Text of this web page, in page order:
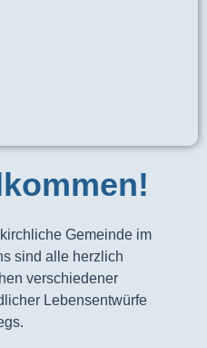
Gemeinde im
sind alle herzlich
verschiedener
Lebensentwürfe